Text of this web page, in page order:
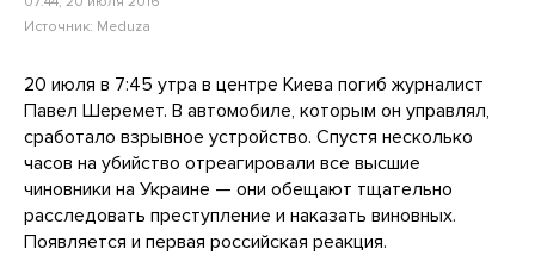
Источник: Meduza
20 июля в 7:45 утра в центре Киева погиб журналист
Павел Шеремет. В автомобиле, которым он управлял,
сработало взрывное устройство. Спустя несколько
часов на убийство отреагировали все высшие
чиновники на Украине — они обещают тщательно
расследовать преступление и наказать виновных.
Появляется и первая российская реакция.